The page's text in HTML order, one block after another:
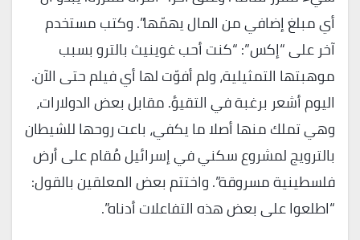
أي مبلغ إضافي من المال يهمّها”. وكتب مستخدم
آخر على “إكس”: “كنت أحب غوينيث بالترو بسبب
موهبتها التمثيلية، ولم أفوّت لها أي فيلم حتى الآن.
اليوم أشعر برغبة في التقيؤ. مقابل بعض الدولارات،
وهي تملك منها أصلا ما يكفي، باعت روحها للشيطان
بالترويج لمشروع سكني في إسرائيل مُقام على أرض
فلسطينية مسروقة”. واختتم بعض المعلقين بالقول:
“اطلعوا على بعض هذه التفاعلات أدناه”.